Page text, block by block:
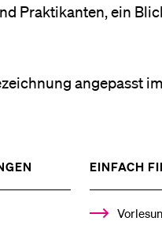
Praktikanten, ein
angepasst
%1$S
UNTERMENÜ
EINFACH